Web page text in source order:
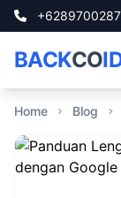
BACKCO
Home Blog